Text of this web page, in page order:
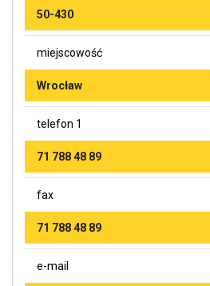
50-430
miejscowość
Wrocław
telefon 1
71 788 48 89
fax
71 788 48 89
e-mail